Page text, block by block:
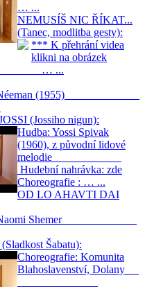
… ...
NEMUSÍŠ NIC ŘÍKAT...
(Tanec, modlitba gesty):
*** K přehrání videa
klikni na obrázek
… ...
Néeman (1955)
(Jossiho nigun):
Hudba: Yossi Spivak
(1960), z původní lidové
melodie
Hudební nahrávka: zde
Choreografie : … ...
OD LO AHAVTI DAI
: Naomi Shemer
Šabatu):
Choreografie: Komunita
Blahoslavenství, Dolany